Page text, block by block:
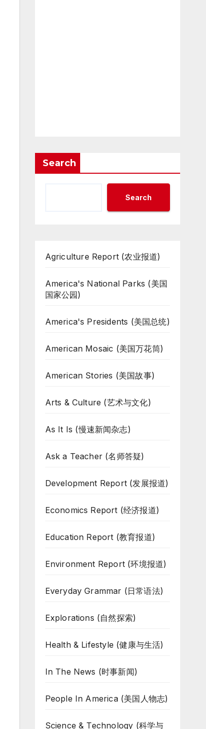
Search
Search
Agriculture Report (农业报道)
America's National Parks (美国
国家公园)
America's Presidents (美国总统)
American Mosaic (美国万花筒)
American Stories (美国故事)
Arts & Culture (艺术与文化)
As It Is (慢速新闻杂志)
Ask a Teacher (名师答疑)
Development Report (发展报道)
Economics Report (经济报道)
Education Report (教育报道)
Environment Report (环境报道)
Everyday Grammar (日常语法)
Explorations (自然探索)
Health & Lifestyle (健康与生活)
In The News (时事新闻)
People In America (美国人物志)
Science & Technology (科学与